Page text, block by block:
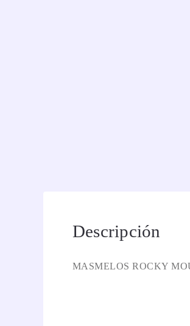
Descripción
MASMELOS ROCKY